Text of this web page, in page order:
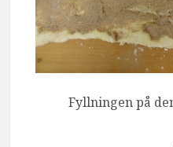
Fyllningen på